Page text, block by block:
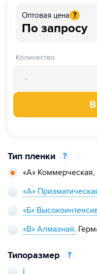
Оптовая цена ?
По запросу
Количество
-
Тип пленки
?
«А» Коммерческая,
«А»
«Б»
«В» Алмазная,
Типоразмер
?
I